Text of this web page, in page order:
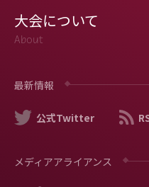
大会について
About
最新情報
公式Twitter
メディアアライアンス